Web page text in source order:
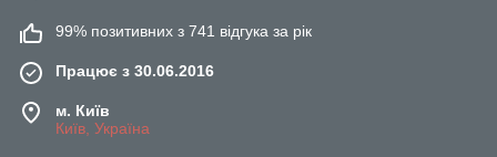
99% позитивних з 741 відгука за рік
Працює з 30.06.2016
м. Київ
Київ, Україна